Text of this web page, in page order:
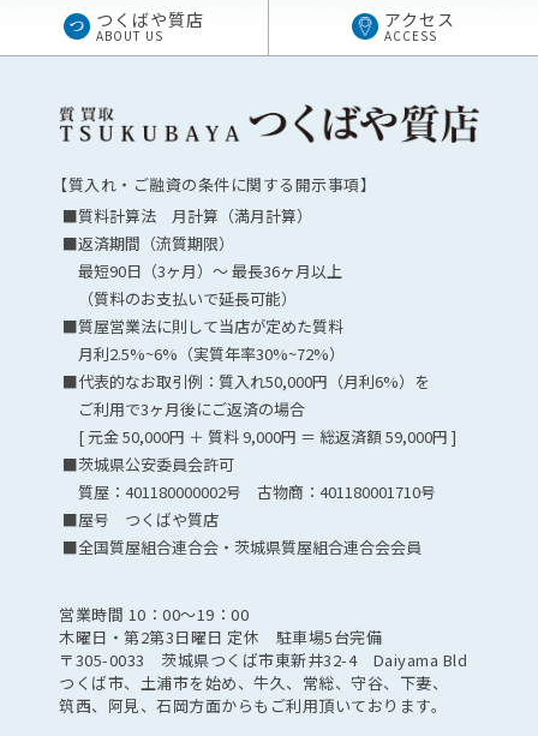
つくばや質店
ABOUT US
アクセス
ACCESS
【質入れ・ご融資の条件に関する開示事項】
■質料計算法 月計算（満月計算）
■返済期間（流質期限）
最短90日（3ヶ月）～ 最長36ヶ月以上
（質料のお支払いで延長可能）
■質屋営業法に則して当店が定めた質料
月利2.5%~6%（実質年率30%~72%）
■代表的なお取引例：質入れ50,000円（月利6%）を
ご利用で3ヶ月後にご返済の場合
[ 元金 50,000円 ＋ 質料 9,000円 ＝ 総返済額 59,000円 ]
■茨城県公安委員会許可
質屋：401180000002号 古物商：401180001710号
■屋号 つくばや質店
■全国質屋組合連合会・茨城県質屋組合連合会会員
営業時間 10：00〜19：00
木曜日・第2第3日曜日 定休 駐車場5台完備
〒305-0033 茨城県つくば市東新井32-4 Daiyama Bld
つくば市、土浦市を始め、牛久、常総、守谷、下妻、
筑西、阿見、石岡方面からもご利用頂いております。